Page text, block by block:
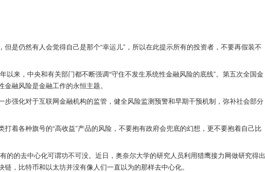
是仍然有人会觉得自己是那个“幸运儿”，所以在此提示所有的投资者，不要再假装不
以来，中央和有关部门都不断强调“守住不发生系统性金融风险的底线”。第五次全国金
融风险是金融工作的永恒主题。
步强化对于互联网金融机构的监管，健全风险监测预警和早期干预机制，弥补社会部分
打着各种旗号的“高收益”产品的风险，不要抱有政府会兜底的幻想，更不要抱着自己比
的的去中心化可谓功不可没。近日，奥奈尔大学的研究人员利用猎鹰接力网做研究得出
，比特币和以太坊并没有像人们一直以为的那样去中心化。